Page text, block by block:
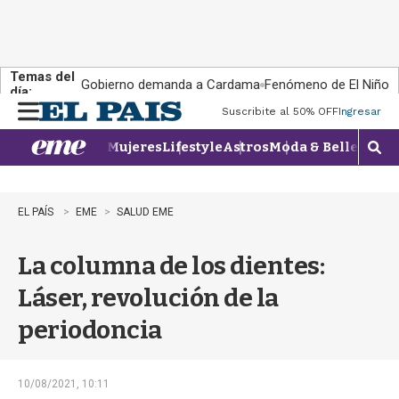
Temas del
día:
Gobierno demanda a Cardama Fenómeno de El Niño
Suscribite al 50% OFFIngresar
MujeresLifestyleAstrosModa & BellezaM
o
EL PAÍS EME SALUD EME
La columna de los dientes:
Láser, revolución de la
periodoncia
10/08/2021, 10:11